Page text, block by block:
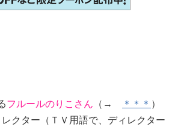
フルールのりこさん （→ ＊＊＊ ）
クター（ＴＶ用語で、ディレクター